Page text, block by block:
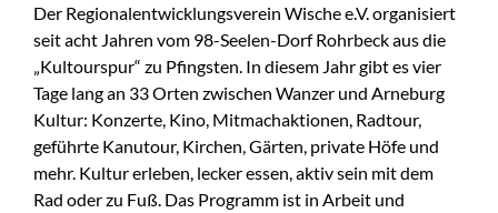
Der Regionalentwicklungsverein Wische e.V. organisiert
seit acht Jahren vom 98-Seelen-Dorf Rohrbeck aus die
„Kultourspur“ zu Pfingsten. In diesem Jahr gibt es vier
Tage lang an 33 Orten zwischen Wanzer und Arneburg
Kultur: Konzerte, Kino, Mitmachaktionen, Radtour,
geführte Kanutour, Kirchen, Gärten, private Höfe und
mehr. Kultur erleben, lecker essen, aktiv sein mit dem
Rad oder zu Fuß. Das Programm ist in Arbeit und